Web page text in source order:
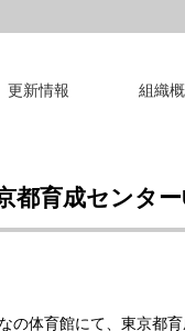
更新情報 組織
都育成センタ
体育館にて、東京都育